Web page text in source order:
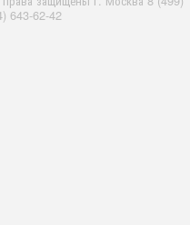
643-62-42